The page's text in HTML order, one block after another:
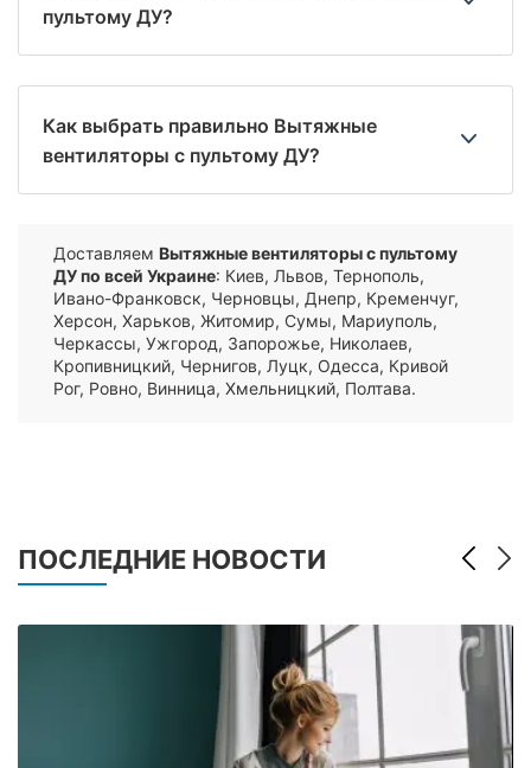
пультому ДУ?
Как выбрать правильно Вытяжные
вентиляторы с пультому ДУ?
Доставляем Вытяжные вентиляторы с пультому
ДУ по всей Украине: Киев, Львов, Тернополь,
Ивано-Франковск, Черновцы, Днепр, Кременчуг,
Херсон, Харьков, Житомир, Сумы, Мариуполь,
Черкассы, Ужгород, Запорожье, Николаев,
Кропивницкий, Чернигов, Луцк, Одесса, Кривой
Рог, Ровно, Винница, Хмельницкий, Полтава.
ПОСЛЕДНИЕ НОВОСТИ